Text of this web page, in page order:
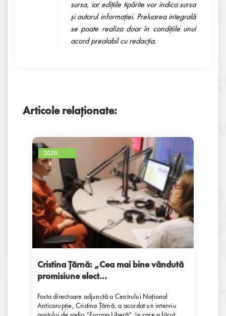
sursa, iar ediţiile tipărite vor indica sursa
şi autorul informaţiei. Preluarea integrală
se poate realiza doar în condiţiile unui
acord prealabil cu redacţia.
Articole relaționate:
2020
Cristina Țărnă: „Cea mai bine vândută
promisiune elect...
Fosta directoare adjunctă a Centrului Național
Anticorupție, Cristina Țărnă, a acordat un interviu